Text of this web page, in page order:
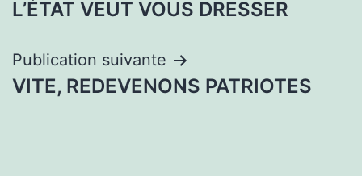
L’ÉTAT VEUT VOUS DRESSER
Publication suivante
VITE, REDEVENONS PATRIOTES